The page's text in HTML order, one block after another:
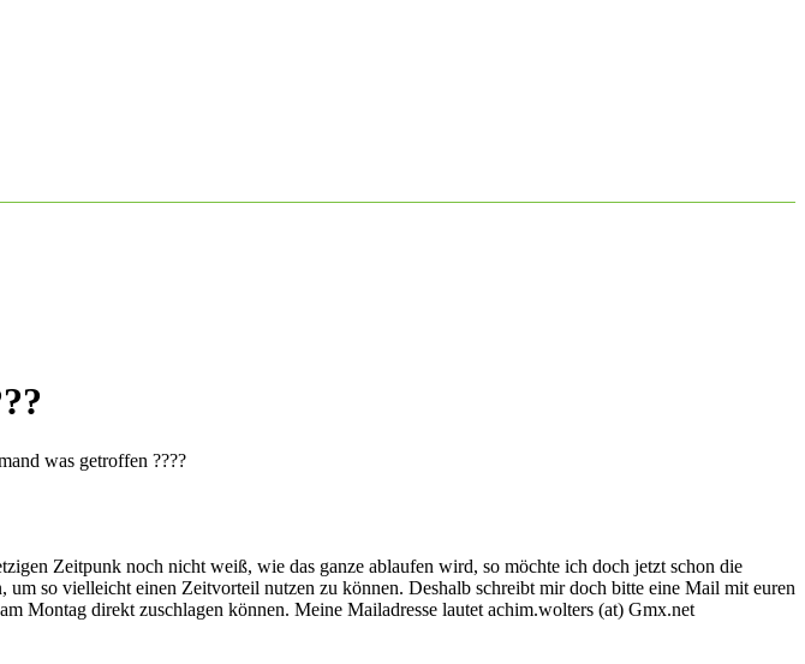
was getroffen ????
Zeitpunk noch nicht weiß, wie das ganze ablaufen wird, so möchte ich doch jetzt schon die
so vielleicht einen Zeitvorteil nutzen zu können. Deshalb schreibt mir doch bitte eine Mail mit euren
Montag direkt zuschlagen können. Meine Mailadresse lautet achim.wolters (at) Gmx.net